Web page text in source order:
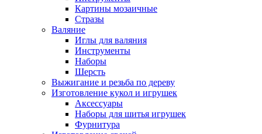
Картины мозаичные
Стразы
Валяние
Иглы для валяния
Инструменты
Наборы
Шерсть
Выжигание и резьба по дереву
Изготовление кукол и игрушек
Аксессуары
Наборы для шитья игрушек
Фурнитура